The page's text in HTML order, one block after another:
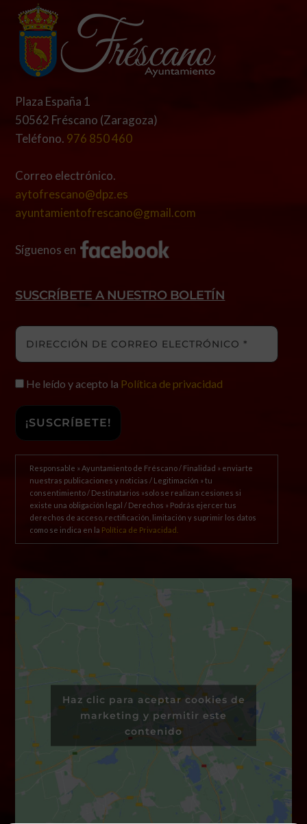
Plaza España 1
50562 Fréscano (Zaragoza)
Teléfono. 976 850 460
Correo electrónico.
aytofrescano@dpz.es
ayuntamientofrescano@gmail.com
Síguenos en
SUSCRÍBETE A NUESTRO BOLETÍN
He leído y acepto la Política de privacidad
Responsable » Ayuntamiento de Fréscano / Finalidad » enviarte
nuestras publicaciones y noticias / Legitimación » tu
consentimiento / Destinatarios »solo se realizan cesiones si
existe una obligación legal / Derechos » Podrás ejercer tus
derechos de acceso, rectificación, limitación y suprimir los datos
como se indica en la Política de Privacidad.
Haz clic para aceptar cookies de
marketing y permitir este
contenido